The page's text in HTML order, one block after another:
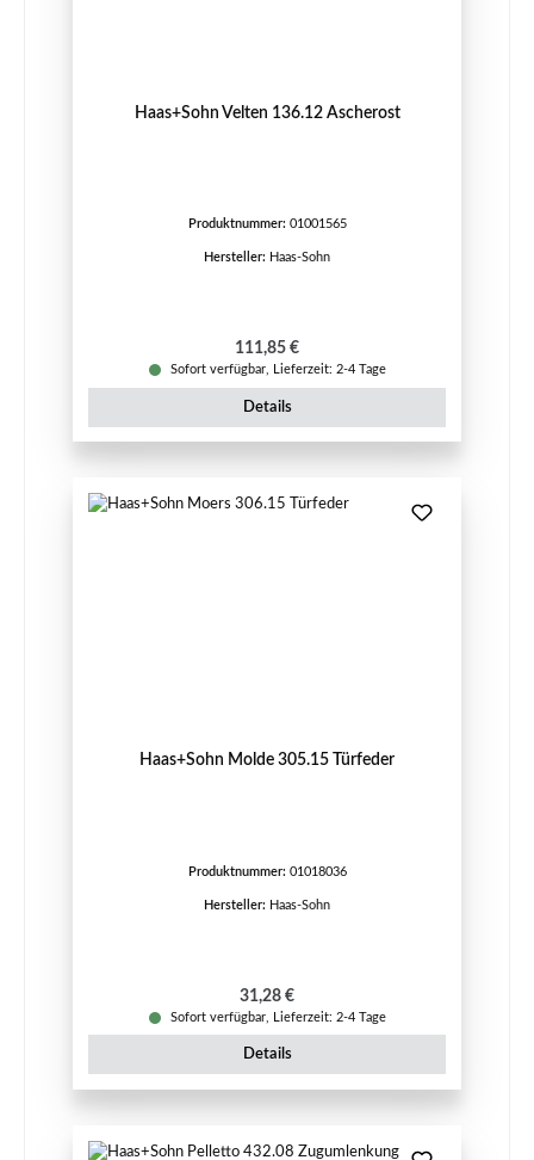
Haas+Sohn Velten 136.12 Ascherost
Produktnummer: 01001565
Hersteller: Haas-Sohn
Regulärer Preis:
111,85 €
Sofort verfügbar, Lieferzeit: 2-4 Tage
Details
Haas+Sohn Molde 305.15 Türfeder
Produktnummer: 01018036
Hersteller: Haas-Sohn
Regulärer Preis:
31,28 €
Sofort verfügbar, Lieferzeit: 2-4 Tage
Details